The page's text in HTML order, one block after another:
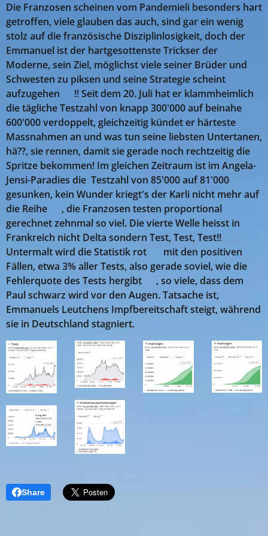
Die Franzosen scheinen vom Pandemieli besonders hart
getroffen, viele glauben das auch, sind gar ein wenig
stolz auf die französische Disziplinlosigkeit, doch der
Emmanuel ist der hartgesottenste Trickser der
Moderne, sein Ziel, möglichst viele seiner Brüder und
Schwesten zu piksen und seine Strategie scheint
aufzugehen 🤬!! Seit dem 20. Juli hat er klammheimlich
die tägliche Testzahl von knapp 300'000 auf beinahe
600'000 verdoppelt, gleichzeitig kündet er härteste
Massnahmen an und was tun seine liebsten Untertanen,
hä??, sie rennen, damit sie gerade noch rechtzeitig die
Spritze bekommen! Im gleichen Zeitraum ist im Angela-
Jensi-Paradies die Testzahl von 85'000 auf 81'000
gesunken, kein Wunder kriegt's der Karli nicht mehr auf
die Reihe 🤣, die Franzosen testen proportional
gerechnet zehnmal so viel. Die vierte Welle heisst in
Frankreich nicht Delta sondern Test, Test, Test!!
Untermalt wird die Statistik rot 😉 mit den positiven
Fällen, etwa 3% aller Tests, also gerade soviel, wie die
Fehlerquote des Tests hergibt 🤣, so viele, dass dem
Paul schwarz wird vor den Augen. Tatsache ist,
Emmanuels Leutchens Impfbereitschaft steigt, während
sie in Deutschland stagniert.
Share